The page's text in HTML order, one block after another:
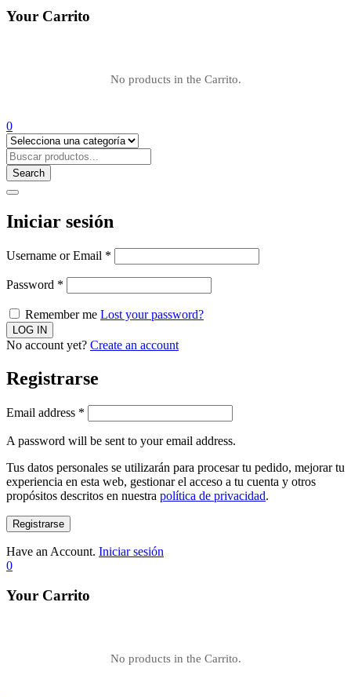
Your Carrito
No products in the Carrito.
0
Search
Iniciar sesión
Username or Email *
Password *
Remember me Lost your password?
No account yet? Create an account
Registrarse
Email address *
A password will be sent to your email address.
Tus datos personales se utilizarán para procesar tu pedido, mejorar tu
experiencia en esta web, gestionar el acceso a tu cuenta y otros
propósitos descritos en nuestra política de privacidad.
Registrarse
Have an Account. Iniciar sesión
0
Your Carrito
No products in the Carrito.